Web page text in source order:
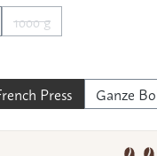
1000 g(Diese Option ist
Press Ganze